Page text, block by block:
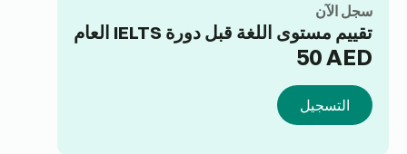
سجل الآن
تقييم مستوى اللغة قبل دورة IELTS العام
50AED
التسجيل